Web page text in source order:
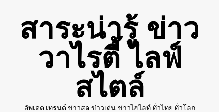
contentสาระน่ารู้ ข่าว
วาไรตี้ ไลฟ์
สไตล์
อัพเดต เทรนด์ ข่าวสด ข่าวเด่น ข่าวไฮไลท์ ทั่วไทย ทั่วโลก